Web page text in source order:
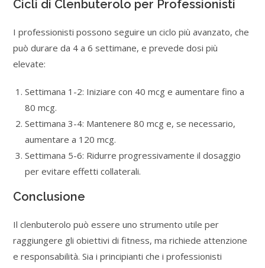
Cicli di Clenbuterolo per Professionisti
I professionisti possono seguire un ciclo più avanzato, che
può durare da 4 a 6 settimane, e prevede dosi più
elevate:
Settimana 1-2: Iniziare con 40 mcg e aumentare fino a
80 mcg.
Settimana 3-4: Mantenere 80 mcg e, se necessario,
aumentare a 120 mcg.
Settimana 5-6: Ridurre progressivamente il dosaggio
per evitare effetti collaterali.
Conclusione
Il clenbuterolo può essere uno strumento utile per
raggiungere gli obiettivi di fitness, ma richiede attenzione
e responsabilità. Sia i principianti che i professionisti